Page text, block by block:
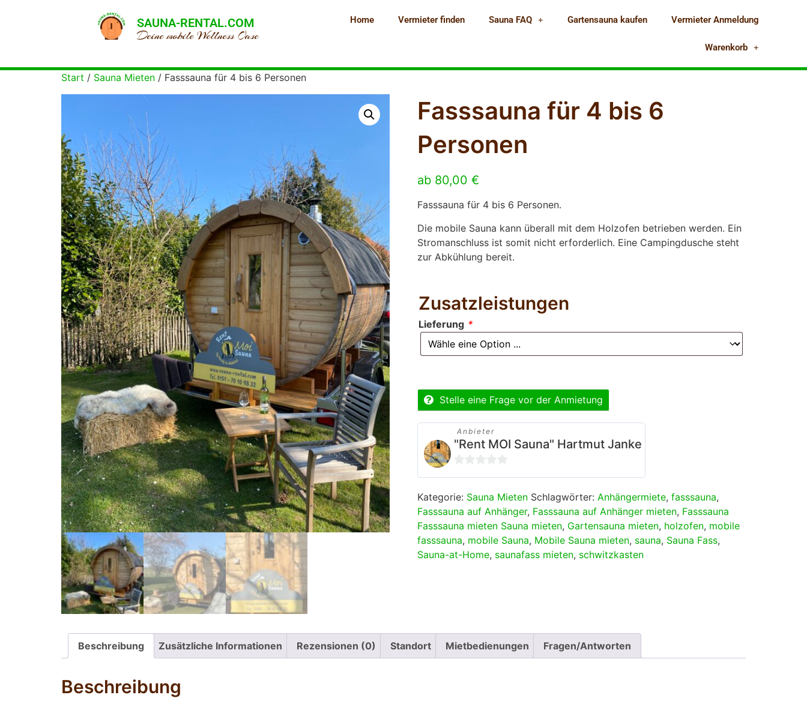
SAUNA-RENTAL.COM
Deine mobile Wellness Oase
Home Vermieter finden Sauna FAQ Gartensauna kaufen Vermieter Anmeldung
Warenkorb
Start / Sauna Mieten / Fasssauna für 4 bis 6 Personen
Fasssauna für 4 bis 6
Personen
ab 80,00 €
Fasssauna für 4 bis 6 Personen.
Die mobile Sauna kann überall mit dem Holzofen betrieben werden. Ein
Stromanschluss ist somit nicht erforderlich. Eine Campingdusche steht
zur Abkühlung bereit.
Zusatzleistungen
Lieferung *
Stelle eine Frage vor der Anmietung
Anbieter
"Rent MOI Sauna" Hartmut Janke
5
Kategorie: Sauna Mieten Schlagwörter: Anhängermiete, fasssauna,
Fasssauna auf Anhänger, Fasssauna auf Anhänger mieten, Fasssauna
Fasssauna mieten Sauna mieten, Gartensauna mieten, holzofen, mobile
fasssauna, mobile Sauna, Mobile Sauna mieten, sauna, Sauna Fass,
Sauna-at-Home, saunafass mieten, schwitzkasten
Beschreibung Zusätzliche Informationen Rezensionen (0) Standort Mietbedienungen Fragen/Antworten
Beschreibung